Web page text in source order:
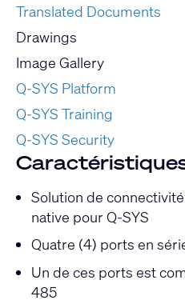
Translated Documents
Drawings
Image Gallery
Q-SYS Platform
Q-SYS Training
Q-SYS Security
Solution de
native pour Q-SYS
Quatre (4) ports en
Un de ces ports est
485